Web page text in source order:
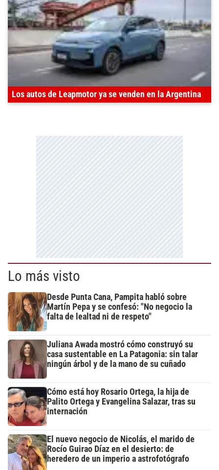
Los autos de Leapmotor ya se venden en la Argentina
Lo más visto
Desde Punta Cana, Pampita habló sobre
Martín Pepa y se confesó: "No negocio la
falta de lealtad ni de respeto"
Juliana Awada mostró cómo construyó su
casa sustentable en La Patagonia: sin talar
ningún árbol y de la mano de su cuñado
Cómo está hoy Rosario Ortega, la hija de
Palito Ortega y Evangelina Salazar, tras su
internación
El nuevo negocio de Nicolás, el marido de
Rocío Guirao Díaz en el desierto: de
heredero de un imperio a astrofotógrafo